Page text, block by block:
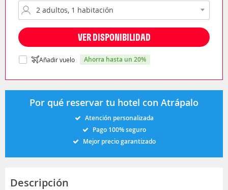
VER DISPONIBILIDAD
Añadir vuelo ahorra hasta un 20%
Por qué reservar tu hotel con Atrápalo
Atención personalizada
Pago 100% seguro
Mejor precio garantizado
Descripción